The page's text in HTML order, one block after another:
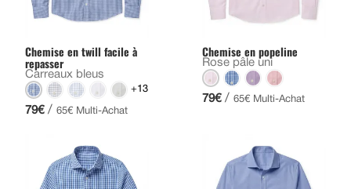
Chemise en twill facile à
repasser
Carreaux bleus
+13
79€ / 65€ Multi-Achat
Chemise en popeline
Rose pâle uni
79€ / 65€ Multi-Achat